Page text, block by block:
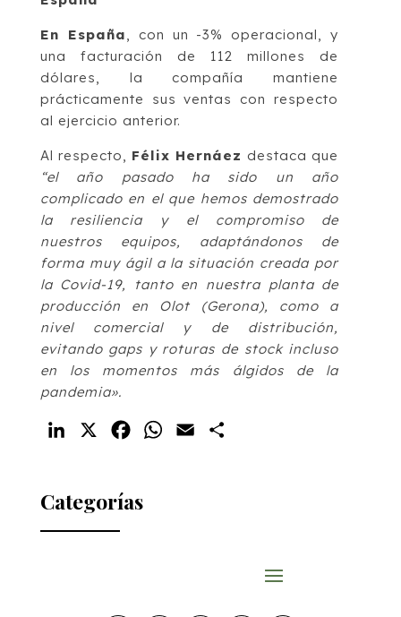
En España , con un -3% operacional, y
una facturación de 112 millones de
dólares, la compañía mantiene
prácticamente sus ventas con respecto
al ejercicio anterior.
Al respecto, Félix Hernáez destaca que
“el año pasado ha sido un año
complicado en el que hemos demostrado
la resiliencia y el compromiso de
nuestros equipos, adaptándonos de
forma muy ágil a la situación creada por
la Covid-19, tanto en nuestra planta de
producción en Olot (Gerona), como a
nivel comercial y de distribución,
evitando gaps y roturas de stock incluso
en los momentos más álgidos de la
pandemia».
LinkedIn FacebookWhatsApp
Email
Categorías